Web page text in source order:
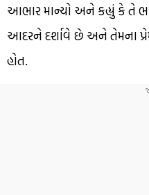
આભાર માન્યો અને કહ્યું કે તે
આદરને દર્શાવે છે અને તેમના
હોત.